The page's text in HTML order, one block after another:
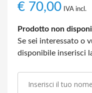
€ 70,00 IVA incl.
Prodotto non
Se sei interessato o
disponibile inserisci